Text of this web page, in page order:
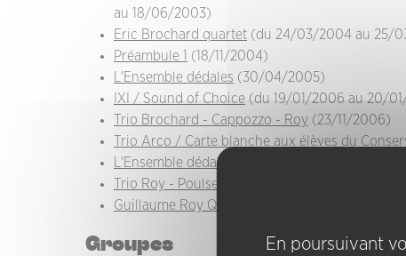
au 18/06/2003)
Eric Brochard quartet (du 24/03/2004 au 25/
Préambule 1 (18/11/2004)
L'Ensemble dédales (30/04/2005)
IXI / Sound of Choice (du 19/01/2006 au 20/
Trio Brochard - Cappozzo - Roy (23/11/2006)
Trio Arco / Carte blanche aux élèves du
L'Ensemble dédales / Carte blanche au CFMI
Trio Roy - Poulsen - Chevillon
Guillaume Roy Quartet
Groupes
En poursuivant